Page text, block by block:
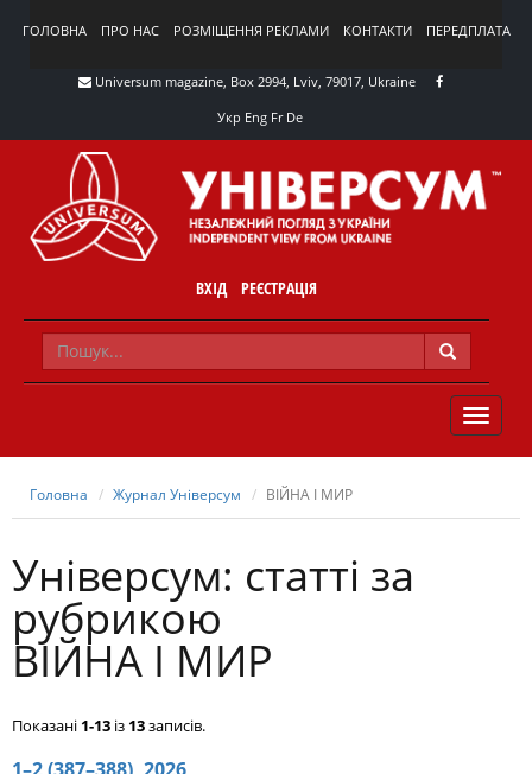
ГОЛОВНА ПРО НАС РОЗМІЩЕННЯ РЕКЛАМИ КОНТАКТИ ПЕРЕДПЛАТА
Universum magazine, Box 2994, Lviv, 79017, Ukraine
Укр Eng Fr De
ВХІД РЕЄСТРАЦІЯ
TOGGLE
Головна Журнал Універсум ВІЙНА І МИР
Універсум: cтатті за
рубрикою
ВІЙНА І МИР
Показані 1-13 із 13записів.